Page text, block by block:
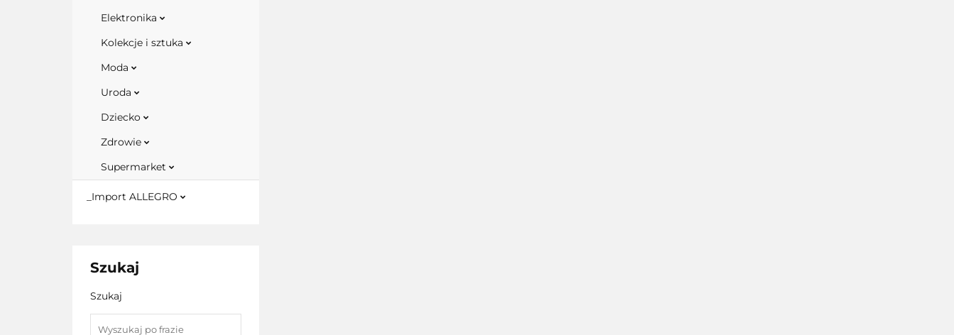
Elektronika
Kolekcje i sztuka
Moda
Uroda
Dziecko
Zdrowie
Supermarket
_Import ALLEGRO
Szukaj
Szukaj